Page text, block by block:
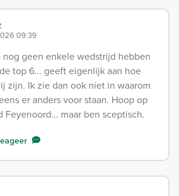
09:39
geen enkele wedstrijd hebben
top 6... geeft eigenlijk aan hoe
zijn. Ik zie dan ook niet in waarom
er anders voor staan. Hoop op
Feyenoord... maar ben sceptisch.